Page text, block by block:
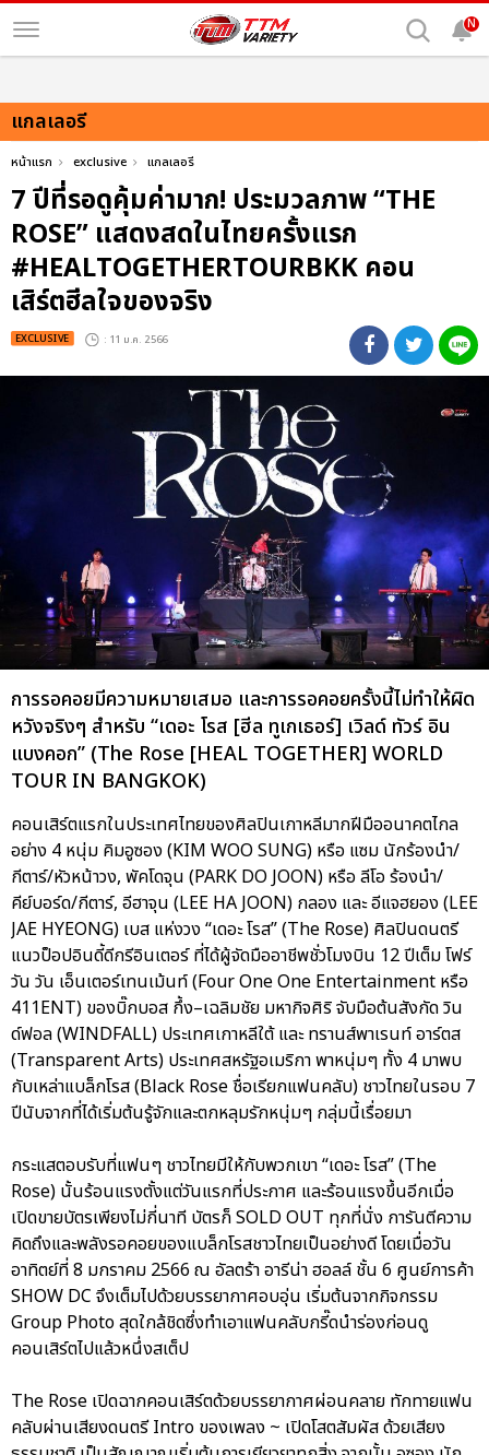
N
แกลเลอรี
หน้าแรก exclusive แกลเลอรี
7 ปีที่รอดูคุ้มค่ามาก! ประมวลภาพ “THE
ROSE” แสดงสดในไทยครั้งแรก
#HEALTOGETHERTOURBKK คอน
เสิร์ตฮีลใจของจริง
EXCLUSIVE : 11 ม.ค. 2566
การรอคอยมีความหมายเสมอ และการรอคอยครั้งนี้ไม่ทำให้ผิด
หวังจริงๆ สำหรับ “เดอะ โรส [ฮีล ทูเกเธอร์] เวิลด์ ทัวร์ อิน
แบงคอก” (The Rose [HEAL TOGETHER] WORLD
TOUR IN BANGKOK)
คอนเสิร์ตแรกในประเทศไทยของศิลปินเกาหลีมากฝีมืออนาคตไกล
อย่าง 4 หนุ่ม คิมอูซอง (KIM WOO SUNG) หรือ แซม นักร้องนำ/
กีตาร์/หัวหน้าวง, พัคโดจุน (PARK DO JOON) หรือ ลีโอ ร้องนำ/
คีย์บอร์ด/กีตาร์, อีฮาจุน (LEE HA JOON) กลอง และ อีแจฮยอง (LEE
JAE HYEONG) เบส แห่งวง “เดอะ โรส” (The Rose) ศิลปินดนตรี
แนวป็อปอินดี้ดีกรีอินเตอร์ ที่ได้ผู้จัดมืออาชีพชั่วโมงบิน 12 ปีเต็ม โฟร์
วัน วัน เอ็นเตอร์เทนเม้นท์ (Four One One Entertainment หรือ
411ENT) ของบิ๊กบอส กึ้ง–เฉลิมชัย มหากิจศิริ จับมือต้นสังกัด วิน
ด์ฟอล (WINDFALL) ประเทศเกาหลีใต้ และ ทรานส์พาเรนท์ อาร์ตส
(Transparent Arts) ประเทศสหรัฐอเมริกา พาหนุ่มๆ ทั้ง 4 มาพบ
กับเหล่าแบล็กโรส (Black Rose ชื่อเรียกแฟนคลับ) ชาวไทยในรอบ 7
ปีนับจากที่ได้เริ่มต้นรู้จักและตกหลุมรักหนุ่มๆ กลุ่มนี้เรื่อยมา
กระแสตอบรับที่แฟนๆ ชาวไทยมีให้กับพวกเขา “เดอะ โรส” (The
Rose) นั้นร้อนแรงตั้งแต่วันแรกที่ประกาศ และร้อนแรงขึ้นอีกเมื่อ
เปิดขายบัตรเพียงไม่กี่นาที บัตรก็ SOLD OUT ทุกที่นั่ง การันตีความ
คิดถึงและพลังรอคอยของแบล็กโรสชาวไทยเป็นอย่างดี โดยเมื่อวัน
อาทิตย์ที่ 8 มกราคม 2566 ณ อัลตร้า อารีน่า ฮอลล์ ชั้น 6 ศูนย์การค้า
SHOW DC จึงเต็มไปด้วยบรรยากาศอบอุ่น เริ่มต้นจากกิจกรรม
Group Photo สุดใกล้ชิดซึ่งทำเอาแฟนคลับกรี๊ดนำร่องก่อนดู
คอนเสิร์ตไปแล้วหนึ่งสเต็ป
The Rose เปิดฉากคอนเสิร์ตด้วยบรรยากาศผ่อนคลาย ทักทายแฟน
คลับผ่านเสียงดนตรี Intro ของเพลง ~ เปิดโสตสัมผัส ด้วยเสียง